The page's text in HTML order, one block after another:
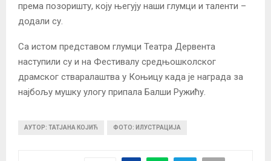
према позоришту, коју његују наши глумци и таленти –
додали су.
Са истом представом глумци Театра Дервента
наступили су и на Фестивалу средњошколског
драмског стваралаштва у Коњицу када је награда за
најбољу мушку улогу припала Балши Ружићу.
АУТОР: ТАТЈАНА КОЈИЋ ФОТО: ИЛУСТРАЦИЈА